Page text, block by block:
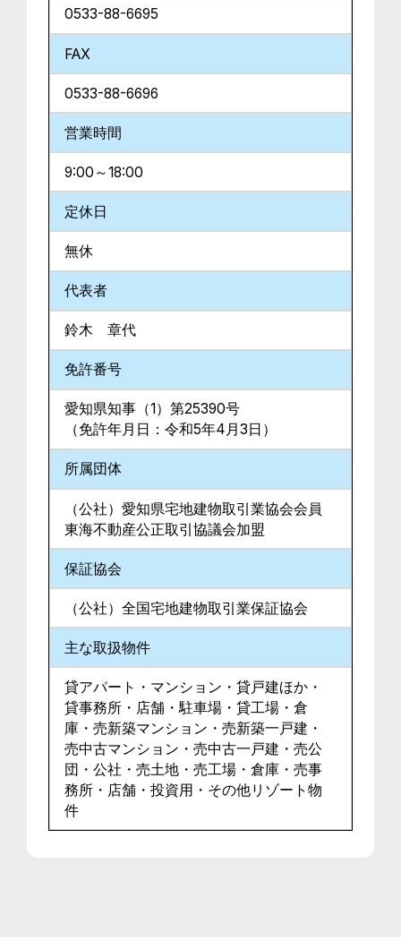
0533-88-6695
FAX
0533-88-6696
営業時間
9:00～18:00
定休日
無休
代表者
鈴木 章代
免許番号
愛知県知事（1）第25390号
（免許年月日：令和5年4月3日）
所属団体
（公社）愛知県宅地建物取引業協会会員
東海不動産公正取引協議会加盟
保証協会
（公社）全国宅地建物取引業保証協会
主な取扱物件
貸アパート・マンション・貸戸建ほか・
貸事務所・店舗・駐車場・貸工場・倉
庫・売新築マンション・売新築一戸建・
売中古マンション・売中古一戸建・売公
団・公社・売土地・売工場・倉庫・売事
務所・店舗・投資用・その他リゾート物
件